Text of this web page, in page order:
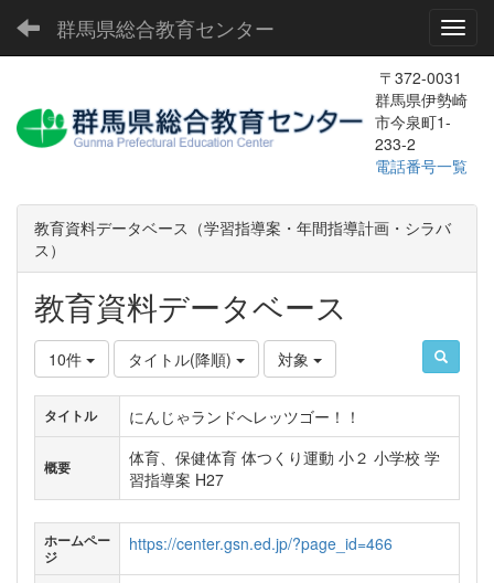
群馬県総合教育センター
〒372-0031
群馬県伊勢崎
市今泉町1-
233-2
電話番号一覧
教育資料データベース（学習指導案・年間指導計画・シラバ
ス）
教育資料データベース
10件 タイトル(降順) 対象
タイトル にんじゃランドへレッツゴー！！
概要
体育、保健体育 体つくり運動 小２ 小学校 学
習指導案 H27
ホームペー
ジ
https://center.gsn.ed.jp/?page_id=466